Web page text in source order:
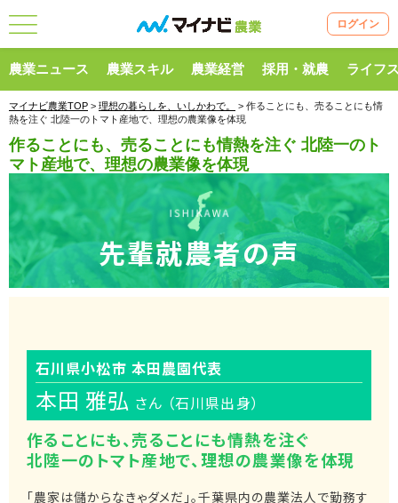
ログイン
農業ニュース 農業スキル 農業経営 採用・就農 ライフ
マイナビ農業TOP > 理想の暮らしを、いしかわで。
> 作ることにも、売ることにも情
熱を注ぐ 北陸一のトマト産地で、理想の農業像を体現
作ることにも、売ることにも情熱を注ぐ 北陸一のト
マト産地で、理想の農業像を体現
先輩就農者の声
石川県小松市 本田農園代表
本田 雅弘 さん （石川県出身）
作ることにも、売ることにも情熱を注ぐ
北陸一のトマト産地で、理想の農業像を体現
「農家は儲からなきゃダメだ」。千葉県内の農業法人で勤務す